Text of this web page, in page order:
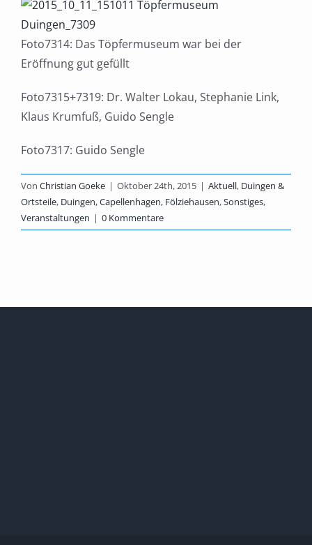
Foto7314: Das Töpfermuseum war bei der
Eröffnung gut gefüllt
Foto7315+7319: Dr. Walter Lokau, Stephanie Link,
Klaus Krumfuß, Guido Sengle
Foto7317: Guido Sengle
Von Christian Goeke | Oktober 24th, 2015 | Aktuell, Duingen &
Ortsteile, Duingen, Capellenhagen, Fölziehausen,Sonstiges,
Veranstaltungen | 0 Kommentare